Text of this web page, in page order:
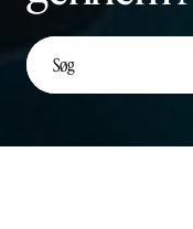
Sæt kryds
Festival 2026